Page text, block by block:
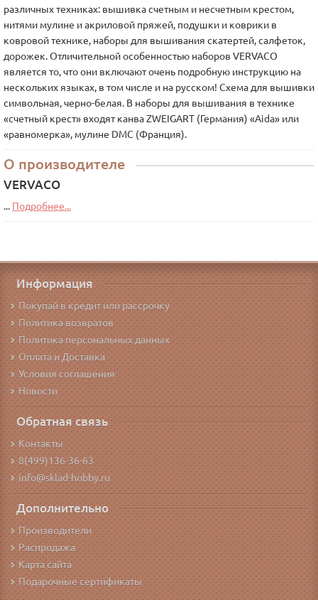
различных техниках: вышивка счетным и несчетным крестом,
нитями мулине и акриловой пряжей, подушки и коврики в
ковровой технике, наборы для вышивания скатертей, салфеток,
дорожек. Отличительной особенностью наборов VERVACO
является то, что они включают очень подробную инструкцию на
нескольких языках, в том числе и на русском! Схема для вышивки
символьная, черно-белая. В наборы для вышивания в технике
«счетный крест» входят канва ZWEIGART (Германия) «Aida» или
«равномерка», мулине DMC (Франция).
О производителе
VERVACO
... Подробнее...
Информация
Покупай в кредит или рассрочку
Политика возвратов
Политика персональных данных
Оплата и Доставка
Условия соглашения
Новости
Обратная связь
Контакты
8(499)136-36-63
info@sklad-hobby.ru
Дополнительно
Производители
Распродажа
Карта сайта
Подарочные сертификаты